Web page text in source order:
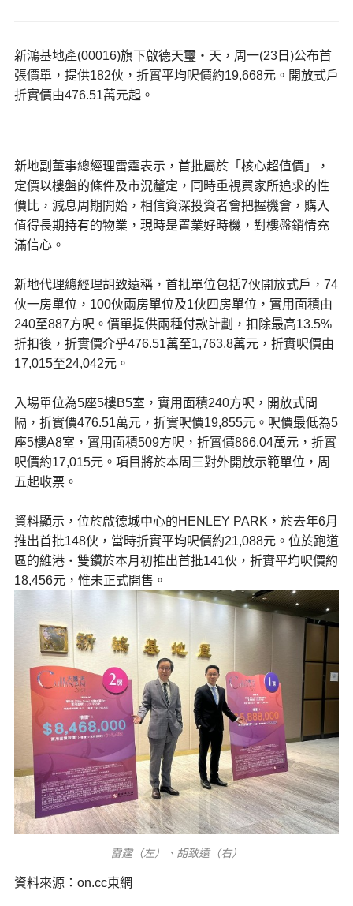
新鴻基地產(00016)旗下啟德天璽‧天，周一(23日)公布首
張價單，提供182伙，折實平均呎價約19,668元。開放式戶
折實價由476.51萬元起。
新地副董事總經理雷霆表示，首批屬於「核心超值價」，
定價以樓盤的條件及市況釐定，同時重視買家所追求的性
價比，減息周期開始，相信資深投資者會把握機會，購入
值得長期持有的物業，現時是置業好時機，對樓盤銷情充
滿信心。
新地代理總經理胡致遠稱，首批單位包括7伙開放式戶，74
伙一房單位，100伙兩房單位及1伙四房單位，實用面積由
240至887方呎。價單提供兩種付款計劃，扣除最高13.5%
折扣後，折實價介乎476.51萬至1,763.8萬元，折實呎價由
17,015至24,042元。
入場單位為5座5樓B5室，實用面積240方呎，開放式間
隔，折實價476.51萬元，折實呎價19,855元。呎價最低為5
座5樓A8室，實用面積509方呎，折實價866.04萬元，折實
呎價約17,015元。項目將於本周三對外開放示範單位，周
五起收票。
資料顯示，位於啟德城中心的HENLEY PARK，於去年6月
推出首批148伙，當時折實平均呎價約21,088元。位於跑道
區的維港‧雙鑽於本月初推出首批141伙，折實平均呎價約
18,456元，惟未正式開售。
雷霆（左）、胡致遠（右）
資料來源：on.cc東網